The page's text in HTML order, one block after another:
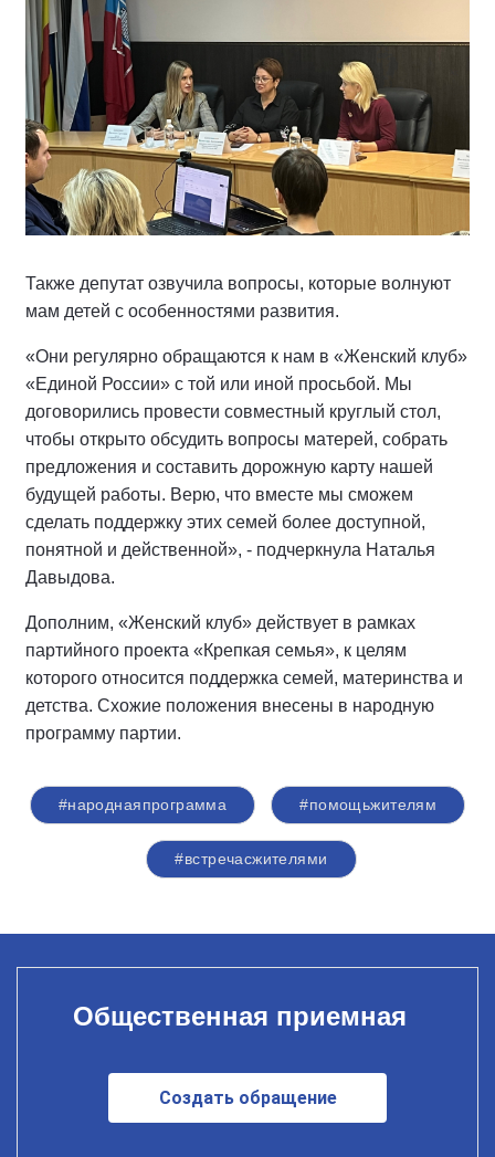
Также депутат озвучила вопросы, которые волнуют
мам детей с особенностями развития.
«Они регулярно обращаются к нам в «Женский клуб»
«Единой России» с той или иной просьбой. Мы
договорились провести совместный круглый стол,
чтобы открыто обсудить вопросы матерей, собрать
предложения и составить дорожную карту нашей
будущей работы. Верю, что вместе мы сможем
сделать поддержку этих семей более доступной,
понятной и действенной», - подчеркнула Наталья
Давыдова.
Дополним, «Женский клуб» действует в рамках
партийного проекта «Крепкая семья», к целям
которого относится поддержка семей, материнства и
детства. Схожие положения внесены в народную
программу партии.
#народнаяпрограмма #помощьжителям
#встречасжителями
Общественная приемная
Создать обращение